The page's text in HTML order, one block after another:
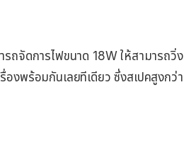
ถจัดการไฟขนาด 18W ให้สามารถวิ่ง
องพร้อมกันเลยทีเดียว ซึ่งสเปคสูงกว่า